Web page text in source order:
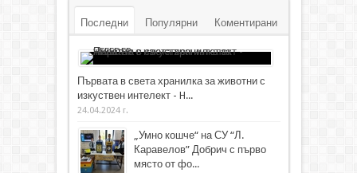
Последни Популярни Коментирани
Първата в света хранилка за животни с
изкуствен интелект - H...
24.04.2024 г.
„Умно кошче“ на СУ “Л.
Каравелов” Добрич с първо
място от фо...